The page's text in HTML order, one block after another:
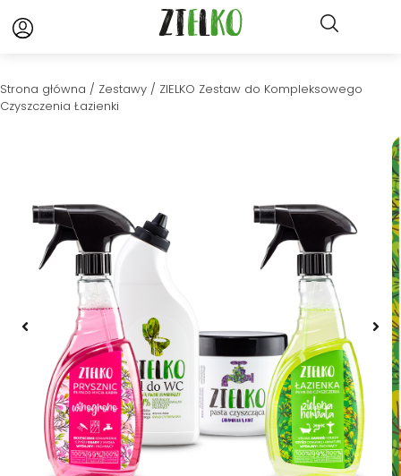
Strona główna / Zestawy / ZIELKO Zestaw do Kompleksowego
Czyszczenia Łazienki